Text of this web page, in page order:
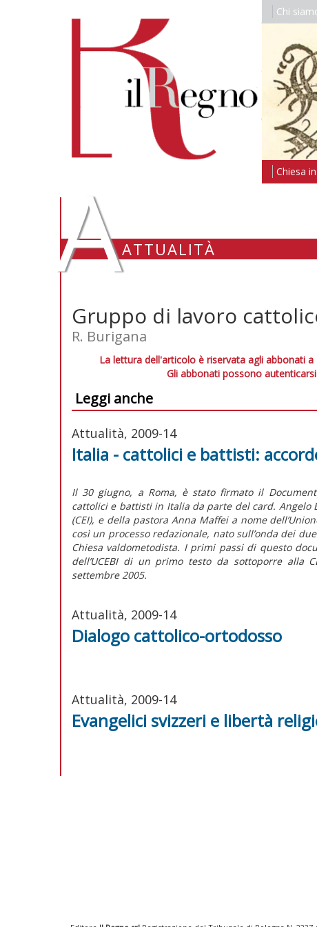
Chi
Chiesa
AATTUALITÀ
Gruppo di lavoro
R. Burigana
La lettura dell'articolo è riservata agli abbonati a
Gli abbonati possono
Leggi anche
Attualità, 2009-14
Italia - cattolici e battisti:
Il 30 giugno, a Roma, è stato firmato il
cattolici e battisti in Italia da parte del card. Angelo
(CEI), e della pastora Anna Maffei a nome
così un processo redazionale, nato sull’onda dei
Chiesa valdometodista. I primi passi di questo
dell’UCEBI di un primo testo da sottoporre alla
settembre 2005.
Attualità, 2009-14
Dialogo cattolico-ortodosso
Attualità, 2009-14
Evangelici svizzeri e libertà